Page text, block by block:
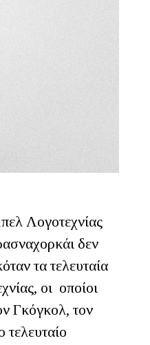
Λογοτεχνίας
δεν
τα τελευταία
οι οποίοι
Γκόγκολ, τον